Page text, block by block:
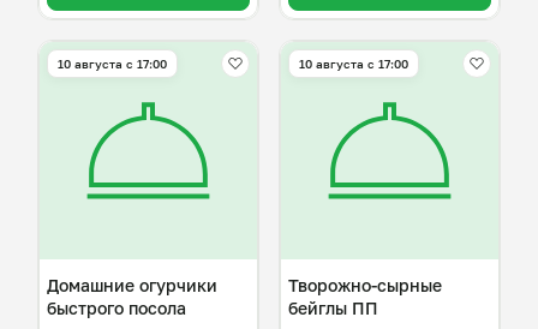
10 августа с 17:00
Домашние огурчики
быстрого посола
10 августа с 17:00
Творожно-сырные
бейглы ПП